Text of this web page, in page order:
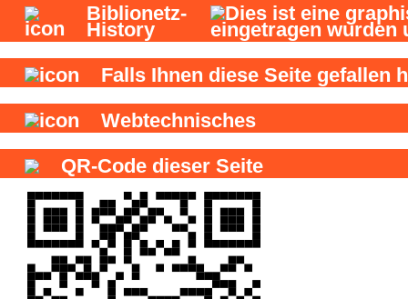
Biblionetz-
History
Falls Ihnen diese Seite gefallen
Webtechnisches
QR-Code dieser Seite